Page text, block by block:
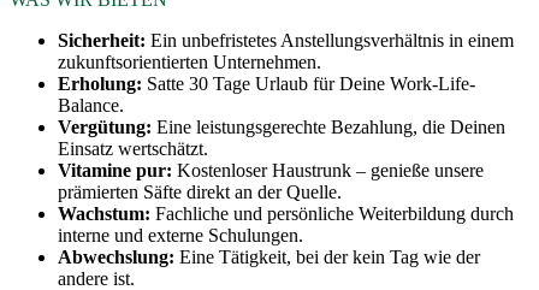
Sicherheit: Ein unbefristetes Anstellungsverhältnis in einem
zukunftsorientierten Unternehmen.
Erholung: Satte 30 Tage Urlaub für Deine Work-Life-
Balance.
Vergütung: Eine leistungsgerechte Bezahlung, die Deinen
Einsatz wertschätzt.
Vitamine pur: Kostenloser Haustrunk – genieße unsere
prämierten Säfte direkt an der Quelle.
Wachstum: Fachliche und persönliche Weiterbildung durch
interne und externe Schulungen.
Abwechslung: Eine Tätigkeit, bei der kein Tag wie der
andere ist.